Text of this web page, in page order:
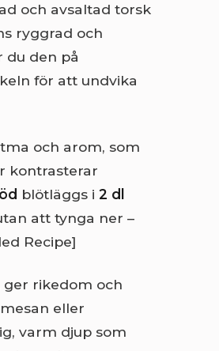
och avsaltad torsk
ryggrad och
du den på
för att undvika
och arom, som
kontrasterar
blötläggs i 2 dl
att tynga ner –
Recipe]
ger rikedom och
eller
varm djup som